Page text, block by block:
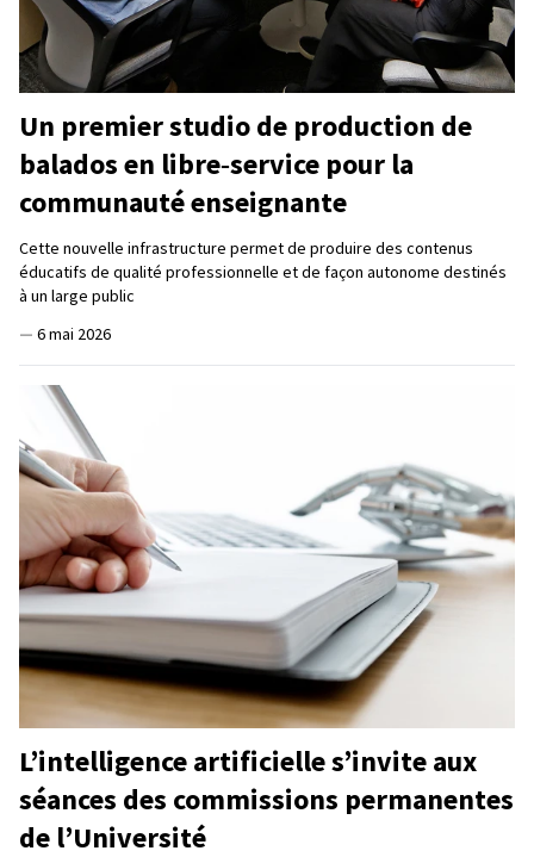
Un premier studio de production de
balados en libre‑service pour la
communauté enseignante
Cette nouvelle infrastructure permet de produire des contenus
éducatifs de qualité professionnelle et de façon autonome destinés
à un large public
— 6 mai 2026
L’intelligence artificielle s’invite aux
séances des commissions permanentes
de l’Université